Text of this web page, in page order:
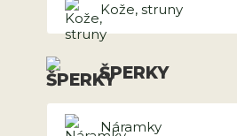
Kože, struny
ŠPERKY
Náramky